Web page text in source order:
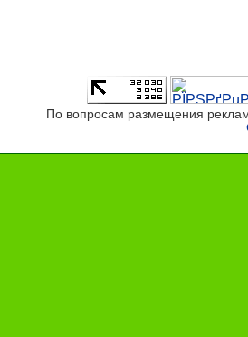
По вопросам размещения